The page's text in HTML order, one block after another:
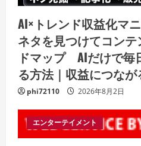
AI×トレンド収益化マ
ネタを見つけてコン
ドマップ AIだけで毎
る方法｜収益につな
phi72110 2026年8月2日
エンターテイメント